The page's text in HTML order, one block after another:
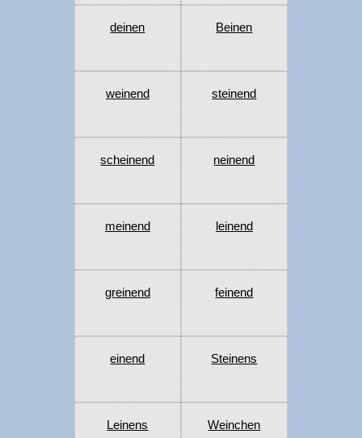
deinen Beinen
weinend steinend
scheinend neinend
meinend leinend
greinend feinend
einend Steinens
Leinens Weinchen